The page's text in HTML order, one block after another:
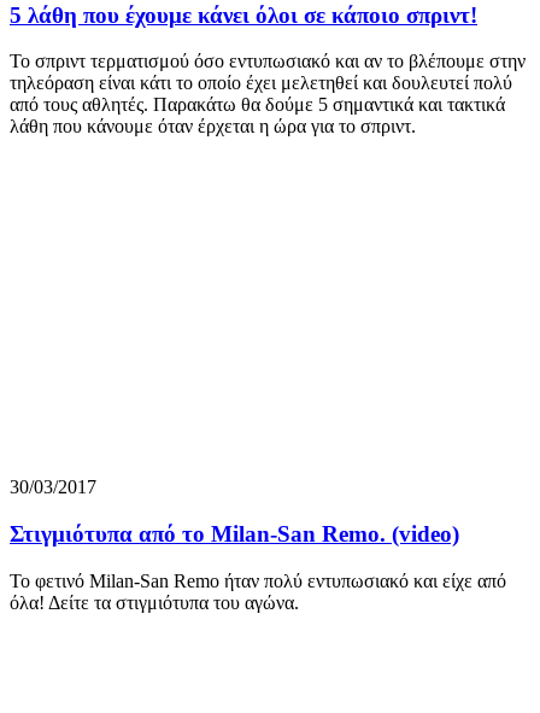
5 λάθη που έχουμε κάνει όλοι σε κάποιο σπριντ!
Το σπριντ τερματισμού όσο εντυπωσιακό και αν το βλέπουμε στην
τηλεόραση είναι κάτι το οποίο έχει μελετηθεί και δουλευτεί πολύ
από τους αθλητές. Παρακάτω θα δούμε 5 σημαντικά και τακτικά
λάθη που κάνουμε όταν έρχεται η ώρα για το σπριντ.
30/03/2017
Στιγμιότυπα από το Milan-San Remo. (video)
To φετινό Milan-San Remo ήταν πολύ εντυπωσιακό και είχε από
όλα! Δείτε τα στιγμιότυπα του αγώνα.